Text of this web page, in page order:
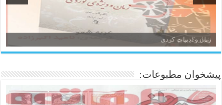
زبان و ادبیات کردی
پیشخوان مطبوعات: